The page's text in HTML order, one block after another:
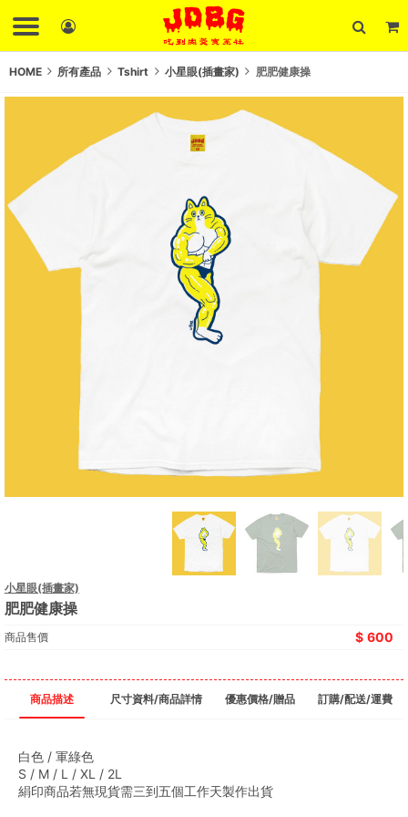
HOME 所有產品 Tshirt 小星眼(插畫家) 肥肥健康操
小星眼(插畫家)
肥肥健康操
商品售價 600
商品描述 尺寸資料/商品詳情 優惠價格/贈品 訂購/配送/運費
白色 / 軍綠色
S / M / L / XL / 2L
絹印商品若無現貨需三到五個工作天製作出貨